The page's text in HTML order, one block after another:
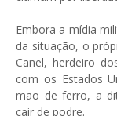
Embora a mídia
da situação, o
Canel, herdeiro
com os Estados
mão de ferro, a
cair de podre.